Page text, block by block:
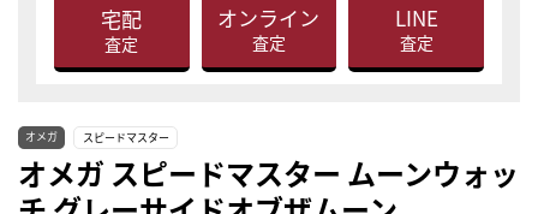
宅配
査定
オンライン
査定
LINE
査定
オメガ スピードマスター
オメガ スピードマスター ムーンウォッ